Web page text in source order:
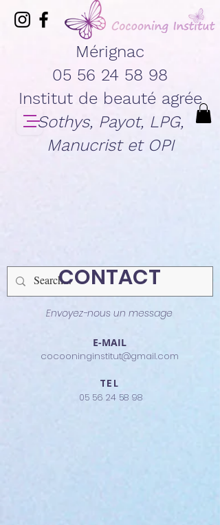
Mérignac
05 56 24 58 98
Institut de beauté agrée
Sothys, Payot, LPG,
Manucrist et OPI
CONTACT
Envoyez-nous un message
E-MAIL
cocooninginstitut@gmail.com
TEL
05 56 24 58 98